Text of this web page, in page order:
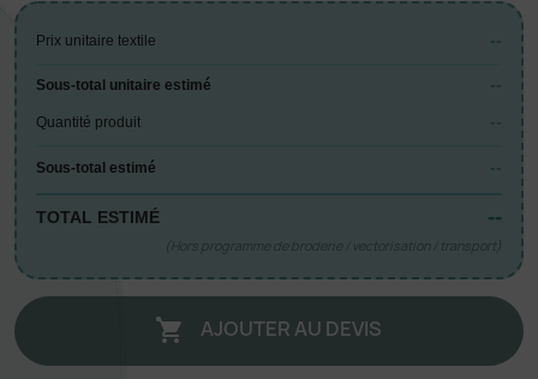
Prix unitaire textile --
Sous-total unitaire estimé --
Quantité produit --
Sous-total estimé --
TOTAL ESTIMÉ --
(Hors programme de broderie / vectorisation / transport)
 AJOUTER AU DEVIS